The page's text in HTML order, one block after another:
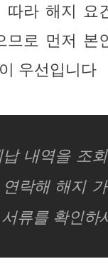
따라 해지 요
므로 먼저 본
우선입니다
내역을 조
락해 해지
류를 확인하